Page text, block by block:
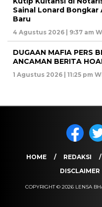
Sainal Lonard Bongkar
Baru
4 Agustus 2026 | 9:37 am
DUGAAN MAFIA PERS
ANCAMAN BERITA
1 Agustus 2026 | 11:25 pm
HOME REDAKSI
DISCLAIMER
COPYRIGHT © 2026 LENSA